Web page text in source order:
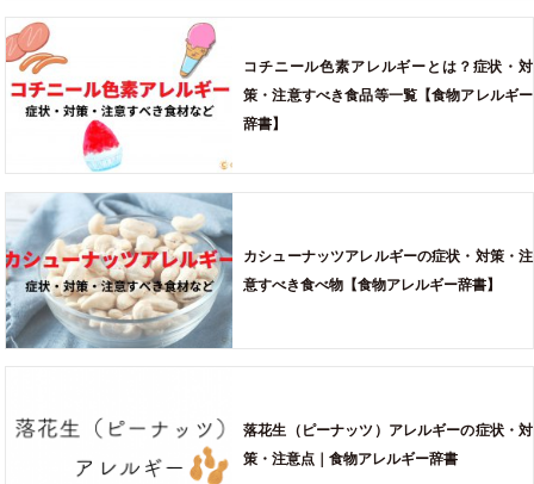
コチニール色素アレルギーとは？症状・対
策・注意すべき食品等一覧【食物アレルギー
辞書】
カシューナッツアレルギーの症状・対策・注
意すべき食べ物【食物アレルギー辞書】
落花生（ピーナッツ）アレルギーの症状・対
策・注意点｜食物アレルギー辞書